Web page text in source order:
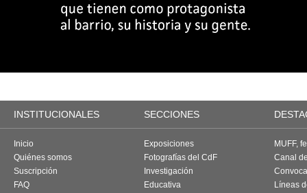
INSTITUCIONALES SECCIONES
Inicio
Quiénes somos
Suscripción
FAQ
Exposiciones
Fotografías del CdF
Investigación
Educativa
MUFF,
Canal
Líneas